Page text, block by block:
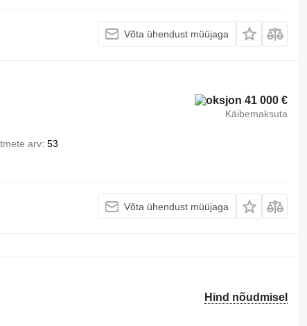
Võta ühendust müüjaga
41 000 €
Käibemaksuta
arv 53
Võta ühendust müüjaga
Hind nõudmisel